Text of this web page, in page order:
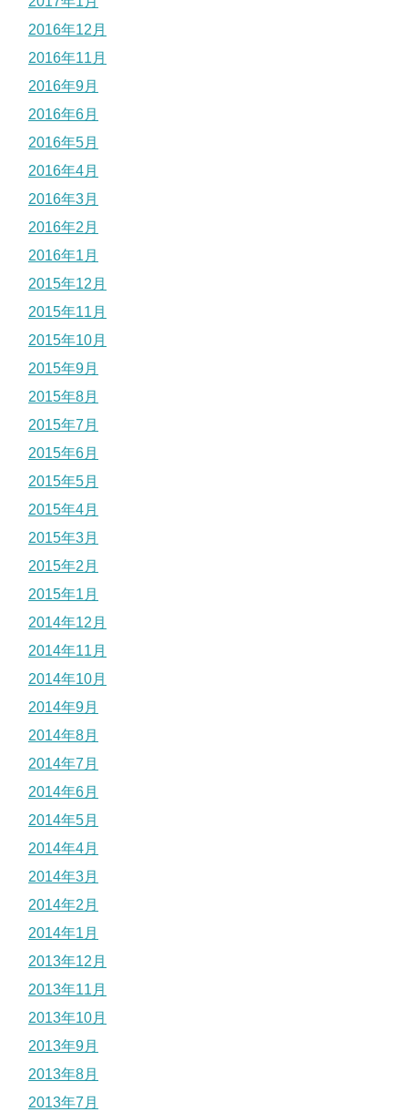
2016年12月
2016年11月
2016年9月
2016年6月
2016年5月
2016年4月
2016年3月
2016年2月
2016年1月
2015年12月
2015年11月
2015年10月
2015年9月
2015年8月
2015年7月
2015年6月
2015年5月
2015年4月
2015年3月
2015年2月
2015年1月
2014年12月
2014年11月
2014年10月
2014年9月
2014年8月
2014年7月
2014年6月
2014年5月
2014年4月
2014年3月
2014年2月
2014年1月
2013年12月
2013年11月
2013年10月
2013年9月
2013年8月
2013年7月